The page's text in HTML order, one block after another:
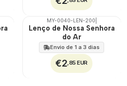
🇵🇹
100%
MY-0040-LEN-200
Lenço de Nossa Senhora
do Ar
Envio de 1 a 3 dias
€2,85 EUR